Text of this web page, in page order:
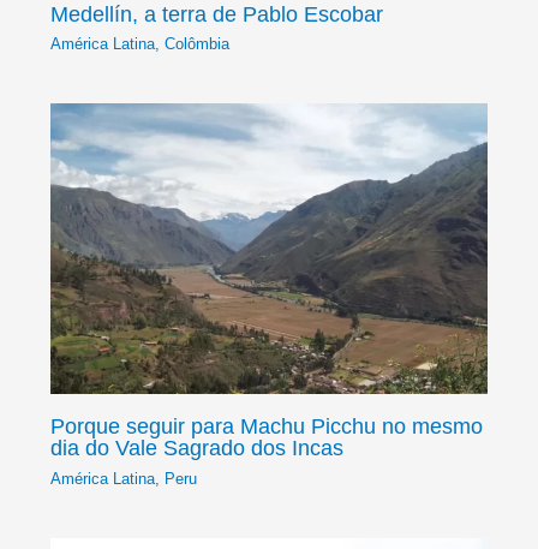
Medellín, a terra de Pablo Escobar
América Latina, Colômbia
Porque seguir para Machu Picchu no mesmo
dia do Vale Sagrado dos Incas
América Latina, Peru